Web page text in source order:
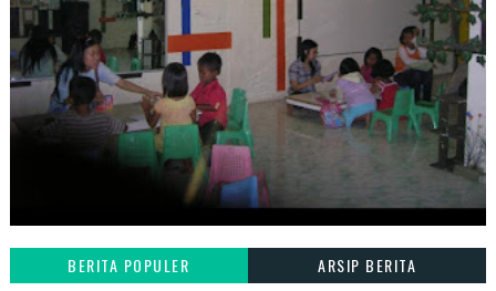
BERITA POPULER ARSIP BERITA